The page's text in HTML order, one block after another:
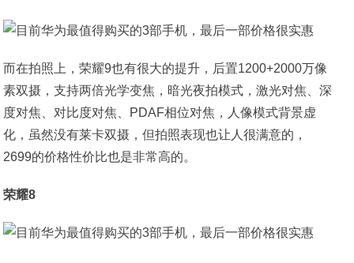
而在拍照上，荣耀9也有很大的提升，后置1200+2000万像
素双摄，支持两倍光学变焦，暗光夜拍模式，激光对焦、深
度对焦、对比度对焦、PDAF相位对焦，人像模式背景虚
化，虽然没有莱卡双摄，但拍照表现也让人很满意的，
2699的价格性价比也是非常高的。
荣耀8